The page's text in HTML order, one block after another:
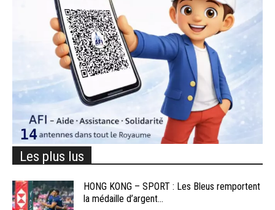
Les plus lus
HONG KONG – SPORT : Les Bleus remportent
la médaille d’argent...